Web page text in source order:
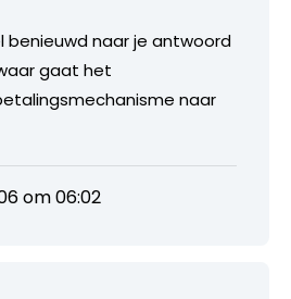
benieuwd naar je antwoord
gaat het
naar
om 06:02